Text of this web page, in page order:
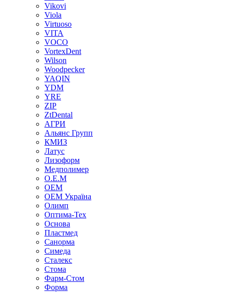
Vikovi
Viola
Virtuoso
VITA
VOCO
VortexDent
Wilson
Woodpecker
YAQIN
YDM
YRE
ZIP
ZtDental
АГРИ
Альянс Групп
КМИЗ
Латус
Лизоформ
Медполимер
О.Е.М
ОЕМ
ОЕМ Україна
Олимп
Оптима-Тех
Основа
Пластмед
Санорма
Симеда
Сталекс
Стома
Фарм-Стом
Форма